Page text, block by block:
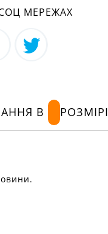
МЕРЕЖАХ
В РОЗМІРІ